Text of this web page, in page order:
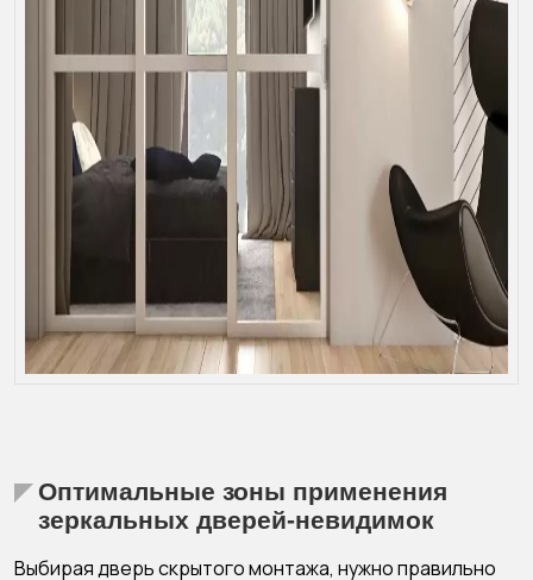
Оптимальные зоны применения
зеркальных дверей-невидимок
Выбирая дверь скрытого монтажа, нужно правильно